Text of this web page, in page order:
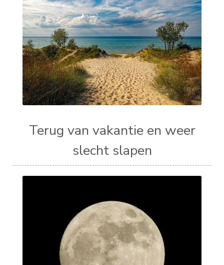
Terug van vakantie en weer
slecht slapen